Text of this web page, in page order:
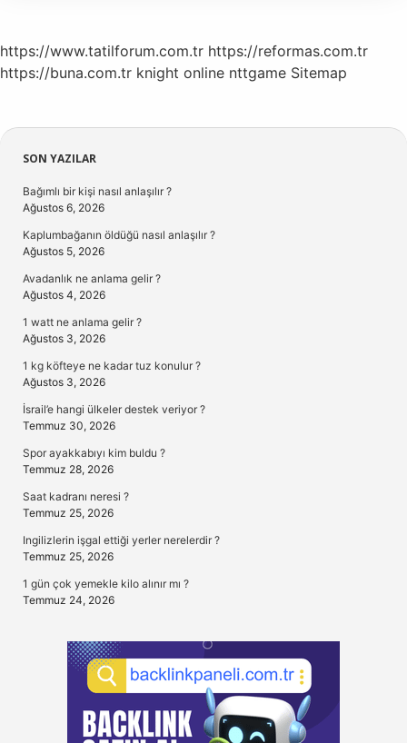
https://www.tatilforum.com.tr https://reformas.com.tr
https://buna.com.tr knight online nttgame Sitemap
Sidebar
SON YAZILAR
Bağımlı bir kişi nasıl anlaşılır ?
Ağustos 6, 2026
Kaplumbağanın öldüğü nasıl anlaşılır ?
Ağustos 5, 2026
Avadanlık ne anlama gelir ?
Ağustos 4, 2026
1 watt ne anlama gelir ?
Ağustos 3, 2026
1 kg köfteye ne kadar tuz konulur ?
Ağustos 3, 2026
İsrail’e hangi ülkeler destek veriyor ?
Temmuz 30, 2026
Spor ayakkabıyı kim buldu ?
Temmuz 28, 2026
Saat kadranı neresi ?
Temmuz 25, 2026
Ingilizlerin işgal ettiği yerler nerelerdir ?
Temmuz 25, 2026
1 gün çok yemekle kilo alınır mı ?
Temmuz 24, 2026